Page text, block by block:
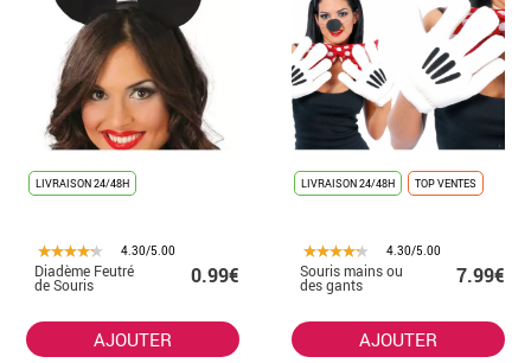
LIVRAISON 24/48H
4.30/5.00
Diadème Feutré
de Souris 0.99€
AJOUTER
LIVRAISON 24/48H TOP VENTES
4.30/5.00
Souris mains ou
des gants 7.99€
AJOUTER